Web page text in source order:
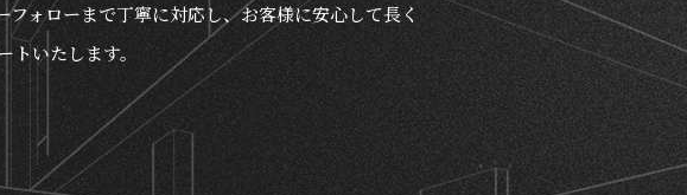
ォローまで丁寧に対応し、お客様に安心して長く
いたします。